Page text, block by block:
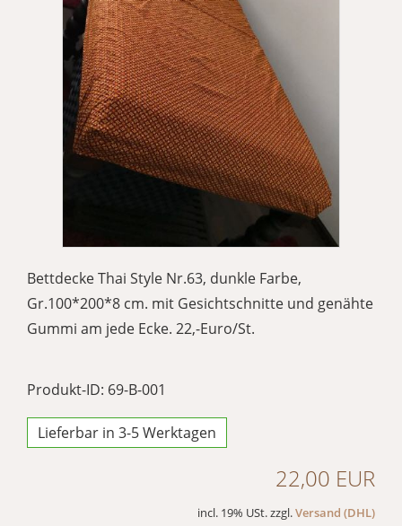
Bettdecke Thai Style Nr.63, dunkle Farbe,
Gr.100*200*8 cm. mit Gesichtschnitte und genähte
Gummi am jede Ecke. 22,-Euro/St.
Produkt-ID: 69-B-001
Lieferbar in 3-5 Werktagen
22,00 EUR
incl. 19% USt. zzgl.Versand (DHL)